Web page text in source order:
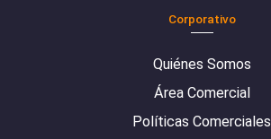
Corporativo
Quiénes Somos
Área Comercial
Políticas Comerciales